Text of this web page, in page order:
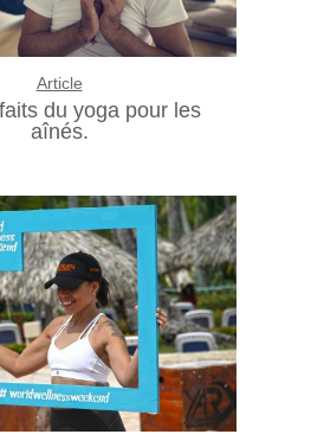
Article
du yoga pour les
aînés.